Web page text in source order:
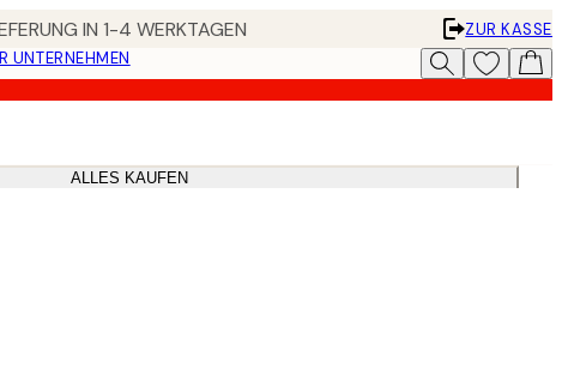
IN 1-4 WERKTAGEN
ZUR KASSE
UNTERNEHMEN
ALLES KAUFEN